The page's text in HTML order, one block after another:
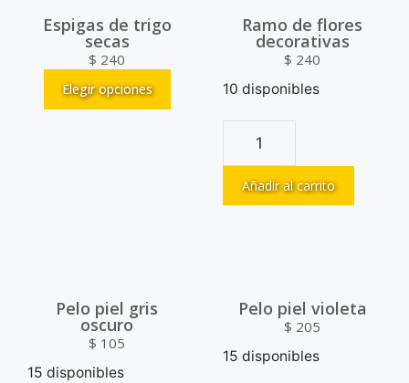
Espigas de trigo
secas
$ 240
Elegir opciones
Ramo de flores
decorativas
$ 240
10 disponibles
Añadir al carrito
Pelo piel gris
oscuro
$ 105
15 disponibles
Pelo piel violeta
$ 205
15 disponibles